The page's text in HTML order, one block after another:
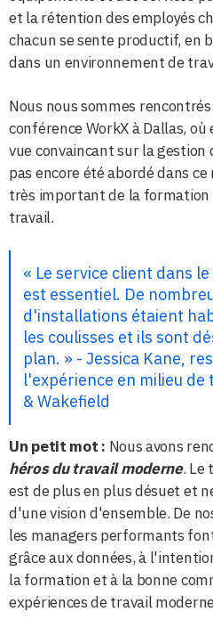
et la rétention des employés
chacun se sente productif, en
dans un environnement de
Nous nous sommes
conférence WorkX à Dallas,
vue convaincant sur la
pas encore été abordé dans
très important de la formation
travail.
« Le service client dans
est essentiel. De
d'installations étaient
les coulisses et ils sont
plan. » - Jessica Kane,
l'expérience en milieu de
& Wakefield
Un petit mot : Nous avons
héros du travail moderne. Le
est de plus en plus désuet et
d'une vision d'ensemble. De
les managers performants
grâce aux données, à
la formation et à la bonne
expériences de travail